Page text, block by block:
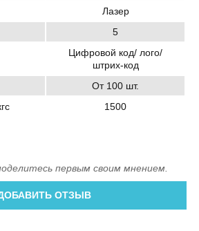
Лазер
5
Цифровой код/ лого/
штрих-код
От 100 шт.
1500
первым своим мнением.
ОТЗЫВ